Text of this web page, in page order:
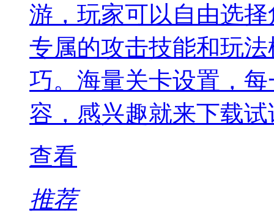
游，玩家可以自由选
专属的攻击技能和玩
巧。海量关卡设置，
容，感兴趣就来下载
查看
推荐